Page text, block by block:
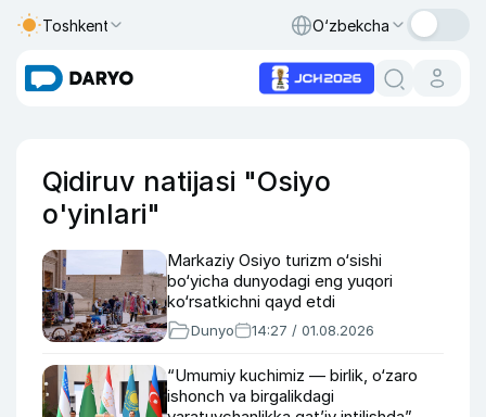
Toshkent O‘zbekcha
Qidiruv natijasi "Osiyo
o'yinlari"
Markaziy Osiyo turizm o‘sishi
bo‘yicha dunyodagi eng yuqori
ko‘rsatkichni qayd etdi
Dunyo 14:27 / 01.08.2026
“Umumiy kuchimiz — birlik, o‘zaro
ishonch va birgalikdagi